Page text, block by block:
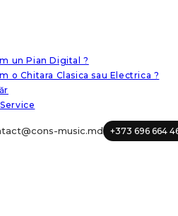
un Pian Digital ?
o Chitara Clasica sau Electrica ?
music.md +373 696 664